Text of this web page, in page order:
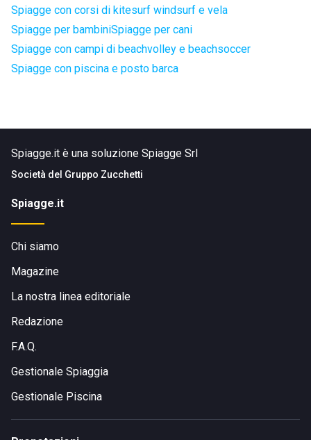
Spiagge con corsi di kitesurf windsurf e vela
Spiagge per bambiniSpiagge per cani
Spiagge con campi di beachvolley e beachsoccer
Spiagge con piscina e posto barca
Spiagge.it è una soluzione Spiagge Srl
Società del Gruppo Zucchetti
Spiagge.it
Chi siamo
Magazine
La nostra linea editoriale
Redazione
F.A.Q.
Gestionale Spiaggia
Gestionale Piscina